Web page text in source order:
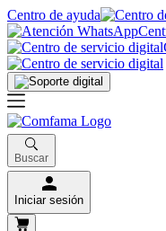
Centro de ayuda
Buscar
Iniciar sesión